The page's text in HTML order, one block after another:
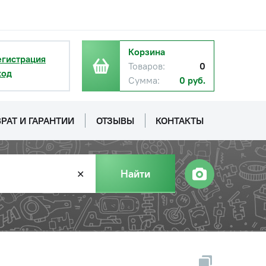
Корзина
Товаров:
0
Сумма:
0 руб.
И ГАРАНТИИ ОТЗЫВЫ КОНТАКТЫ
✕ Найти